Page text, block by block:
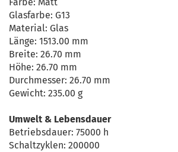
Glasfarbe: G13
Material: Glas
Länge: 1513.00 mm
Breite: 26.70 mm
Höhe: 26.70 mm
Durchmesser: 26.70 mm
Gewicht: 235.00 g
Umwelt & Lebensdauer
Betriebsdauer: 75000 h
Schaltzyklen: 200000